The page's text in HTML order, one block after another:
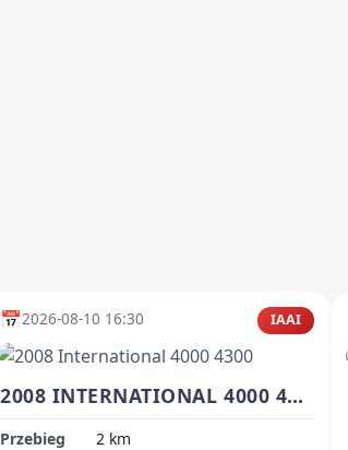
📅2026-08-10 16:30 IAAI
2008 INTERNATIONAL 4000 4300
Przebieg
2 km